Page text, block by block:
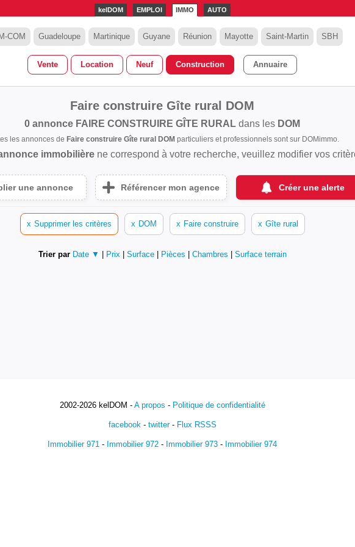
kelDOM EMPLOI IMMO AUTO
COM Guadeloupe Martinique Guyane Réunion Mayotte Saint-Martin SBH
Vente Location Neuf Construction Annuaire
Faire construire Gîte rural DOM
0 annonce FAIRE CONSTRUIRE GÎTE RURAL dans les DOM
les annonces de Faire construire Gîte rural DOMparticuliers et professionnels sont sur DOMimmo.
immobilièrene correspond à votre recherche, veuillez modifier vos
une annonce Référencer mon agence Créer une alerte
x Supprimer les critères x DOM x Faire construire x Gîte rural
Trier par Date ▼ Prix Surface Pièces Chambres Surface terrain
2002-2026 kelDOM - A propos - Politique de confidentialité
facebook- twitter- Flux RSSS
Immobilier 971 - Immobilier 972 - Immobilier 973 - Immobilier 974